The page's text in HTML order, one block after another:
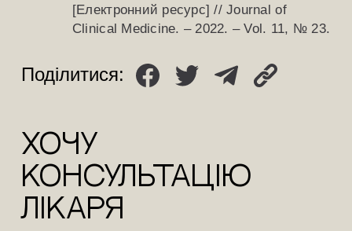
[Електронний ресурс] // Journal of
Clinical Medicine. – 2022. – Vol. 11, № 23.
Поділитися:
ХОЧУ
КОНСУЛЬТАЦіЮ
лікаря